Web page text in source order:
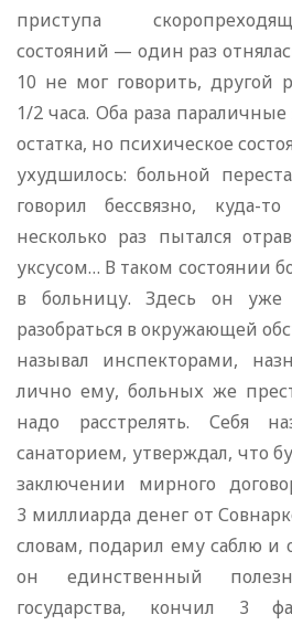
приступа
состояний — один раз
10 не мог говорить, другой
1/2 часа. Оба раза
остатка, но психическое
ухудшилось: больной
говорил бессвязно, куда-
несколько раз пытался
уксусом… В таком состоянии
в больницу. Здесь он
разобраться в окружающей
называл инспекторами,
лично ему, больных же
надо расстрелять. Себя
санаторием, утверждал, что
заключении мирного
3 миллиарда денег от
словам, подарил ему саблю
он единственный
государства, кончил 3